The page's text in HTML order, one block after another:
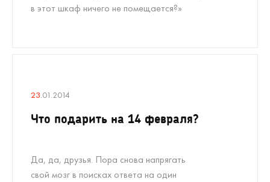
в этот шкаф ничего не помещается?»
23.01.2014
Что подарить на 14 февраля?
Да, да, друзья. Пора снова напрягать
свой мозг в поисках ответа на один